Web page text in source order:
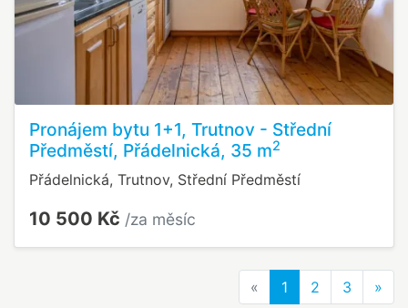
Pronájem bytu 1+1, Trutnov - Střední
Předměstí, Přádelnická, 35 m2
Přádelnická, Trutnov, Střední Předměstí
10 500 Kč /za měsíc
« Previous
1 2 3 »